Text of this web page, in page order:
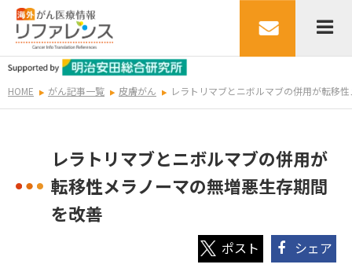
HOME がん記事一覧 皮膚がん レラトリマブとニボルマブの併用が転移
レラトリマブとニボルマブの併用が
転移性メラノーマの無増悪生存期間
を改善
シェア